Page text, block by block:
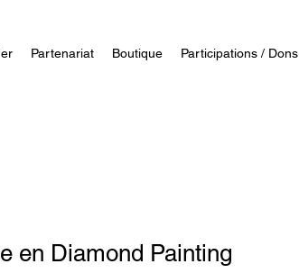
Partenariat Boutique Participations / Dons
en Diamond Painting